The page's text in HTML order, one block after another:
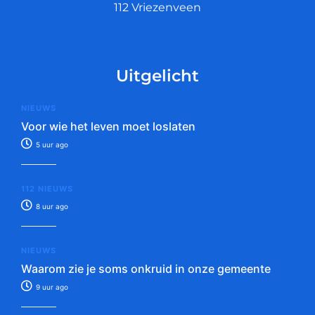
112 Vriezenveen
Uitgelicht
NIEUWS
Voor wie het leven moet loslaten
5 uur ago
112 NIEUWS
8 uur ago
NIEUWS
Waarom zie je soms onkruid in onze gemeente
9 uur ago